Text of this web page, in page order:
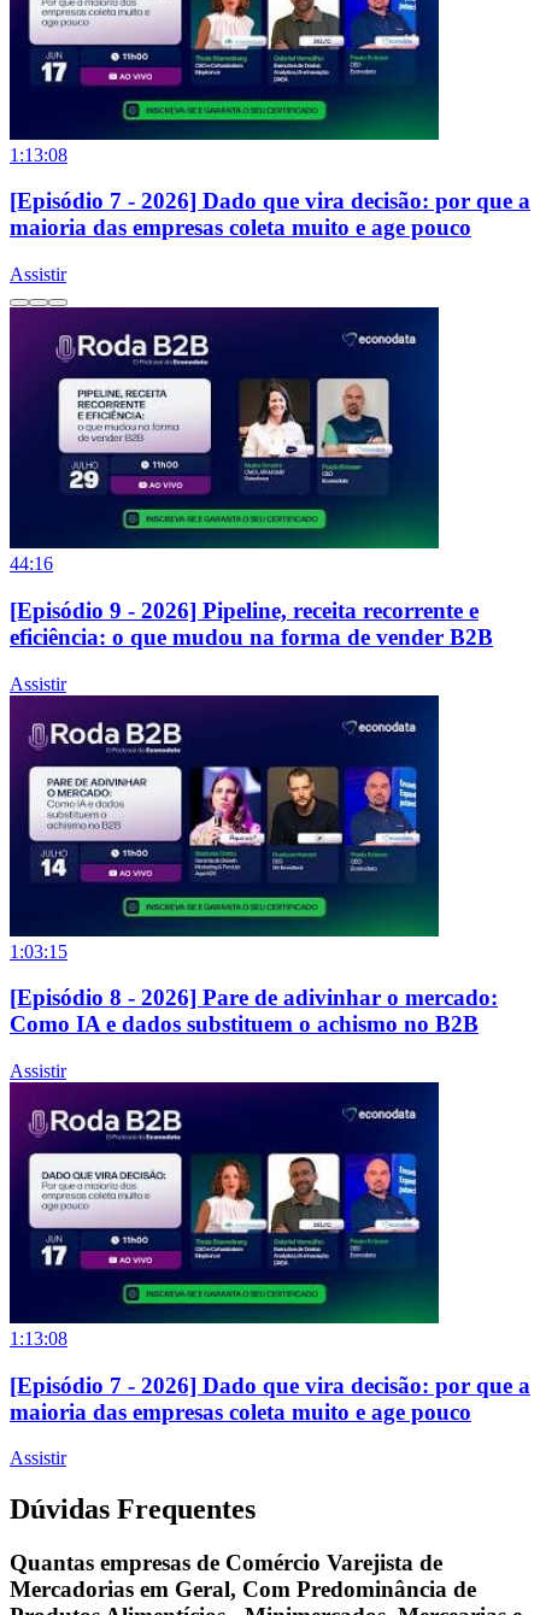
1:13:08
[Episódio 7 - 2026] Dado que vira decisão: por que a
maioria das empresas coleta muito e age pouco
Assistir
44:16
[Episódio 9 - 2026] Pipeline, receita recorrente e
eficiência: o que mudou na forma de vender B2B
Assistir
1:03:15
[Episódio 8 - 2026] Pare de adivinhar o mercado:
Como IA e dados substituem o achismo no B2B
Assistir
1:13:08
[Episódio 7 - 2026] Dado que vira decisão: por que a
maioria das empresas coleta muito e age pouco
Assistir
Dúvidas Frequentes
Quantas empresas de Comércio Varejista de
Mercadorias em Geral, Com Predominância de